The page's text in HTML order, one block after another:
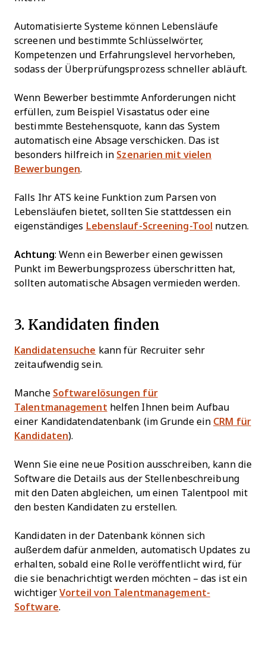
Automatisierte Systeme können Lebensläufe
screenen und bestimmte Schlüsselwörter,
Kompetenzen und Erfahrungslevel hervorheben,
sodass der Überprüfungsprozess schneller abläuft.
Wenn Bewerber bestimmte Anforderungen nicht
erfüllen, zum Beispiel Visastatus oder eine
bestimmte Bestehensquote, kann das System
automatisch eine Absage verschicken. Das ist
besonders hilfreich in Szenarien mit vielen
Bewerbungen.
Falls Ihr ATS keine Funktion zum Parsen von
Lebensläufen bietet, sollten Sie stattdessen ein
eigenständiges Lebenslauf-Screening-Tool nutzen.
Achtung: Wenn ein Bewerber einen gewissen
Punkt im Bewerbungsprozess überschritten hat,
sollten automatische Absagen vermieden werden.
3. Kandidaten finden
Kandidatensuche kann für Recruiter sehr
zeitaufwendig sein.
Manche Softwarelösungen für
Talentmanagement helfen Ihnen beim Aufbau
einer Kandidatendatenbank (im Grunde ein CRM für
Kandidaten).
Wenn Sie eine neue Position ausschreiben, kann die
Software die Details aus der Stellenbeschreibung
mit den Daten abgleichen, um einen Talentpool mit
den besten Kandidaten zu erstellen.
Kandidaten in der Datenbank können sich
außerdem dafür anmelden, automatisch Updates zu
erhalten, sobald eine Rolle veröffentlicht wird, für
die sie benachrichtigt werden möchten – das ist ein
wichtiger Vorteil von Talentmanagement-
Software.